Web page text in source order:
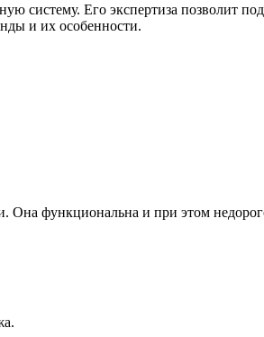
систему. Его экспертиза позволит
и их особенности.
Она функциональна и при этом